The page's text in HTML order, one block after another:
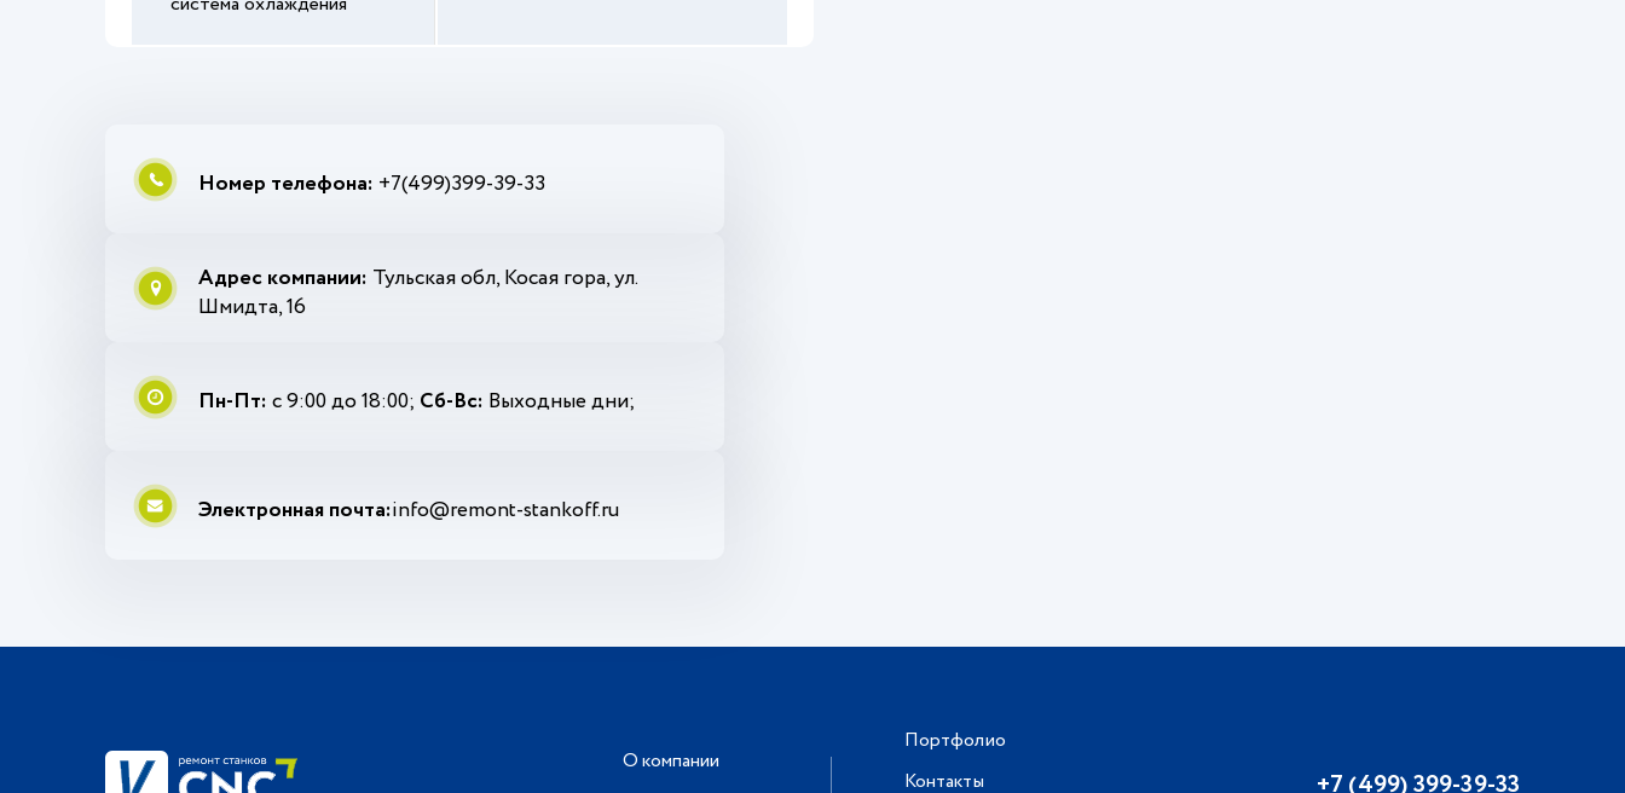
Номер телефона: +7(499)399-39-33
Адрес компании: Тульская обл, Косая гора, ул.
Шмидта, 16
Пн-Пт:с 9:00 до 18:00; Сб-Вс: Выходные дни;
Электронная почта:info@remont-stankoff.ru
О компании
Портфолио
Контакты
+7 (499) 399-39-33